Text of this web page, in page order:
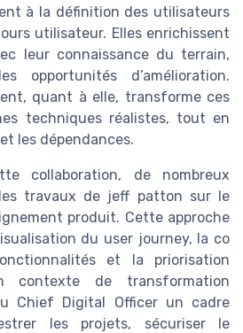
à la définition des utilisateurs
utilisateur. Elles enrichissent
leur connaissance du terrain,
opportunités d’amélioration.
quant à elle, transforme ces
techniques réalistes, tout en
les dépendances.
collaboration, de nombreux
travaux de jeff patton sur le
produit. Cette approche
du user journey, la co
et la priorisation
contexte de transformation
Chief Digital Officer un cadre
les projets, sécuriser le